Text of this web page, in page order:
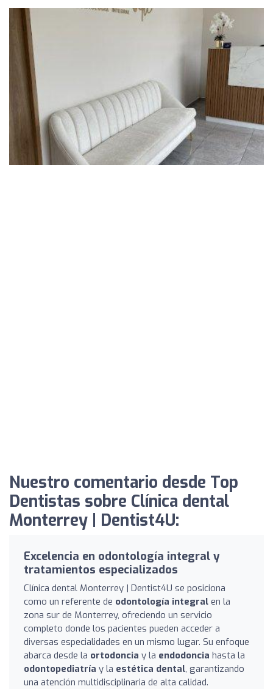
Nuestro comentario desde Top
Dentistas sobre Clínica dental
Monterrey | Dentist4U:
Excelencia en odontología integral y
tratamientos especializados
Clínica dental Monterrey | Dentist4U se posiciona
como un referente de odontología integral en la
zona sur de Monterrey, ofreciendo un servicio
completo donde los pacientes pueden acceder a
diversas especialidades en un mismo lugar. Su enfoque
abarca desde la ortodoncia y la endodoncia hasta la
odontopediatría y la estética dental, garantizando
una atención multidisciplinaria de alta calidad.